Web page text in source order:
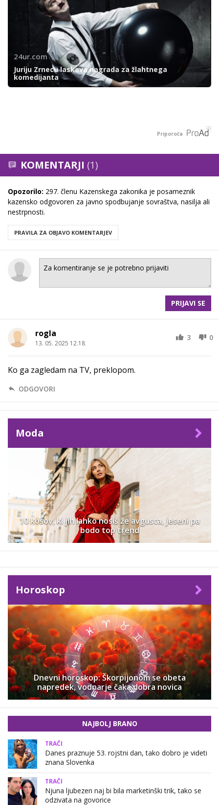
24ur.com
Juriju Zrnecu laskava nagrada za žlahtnega
komedijanta
Priporoča
KOMENTARJI (1)
Opozorilo: 297. členu Kazenskega zakonika je posameznik
kazensko odgovoren za javno spodbujanje sovraštva, nasilja ali
nestrpnosti.
PRAVILA ZA OBJAVO KOMENTARJEV
PRIJAVI SE
rogla
13. 05. 2025 12.18
3 0
Ko ga zagledam na TV, preklopom.
ODGOVORI
Moda
10 kosov, ki jih lahko nosiš že avgusta, jeseni pa
bodo top trend
Horoskop
Dnevni horoskop: Škorpijonom se obeta
napredek, vodnarje čaka dobra novica
NAJBOLJ BRANO
TRAČI
Danes praznuje 53. rojstni dan, tako dobro je videti
znana Slovenka
TRAČI
Njuna ljubezen naj bi bila marketinški trik, tako se
odzivata na govorice